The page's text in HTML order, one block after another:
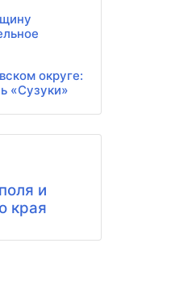
округе:
«Сузуки»
и
края